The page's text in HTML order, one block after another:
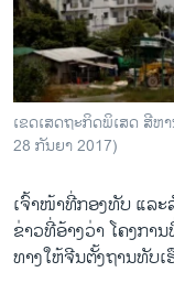
ວິທະຍາສາດ-ເທັກໂນໂ
ທຸລະກິດ
ພາສາອັງກິດ
ວີດີໂອ
ລາຍການກະຈາຍສຽງ
ລາຍງານ
ຕິດຕາມພວກເຮົາ ທີ່
ເຂດ​ເສດ​ຖະ​ກິດ​ພິ​ເສດ ​ສີ​
28 ກັນ​ຍາ 2017)
ເຈົ້າ​ໜ້າ​ທີ່ກອງ​ທັບ ແລະ​
ຂ່າວ​ທີ່​ອ້າງວ່າ ໂຄງ​ກ
ທາງ​ໃຫ້​ຈີນຕັ້ງ​ຖານ​ທັບ​ເ